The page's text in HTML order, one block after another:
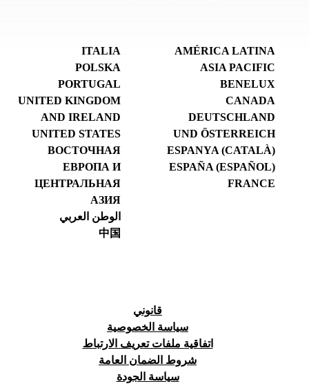
AMÉRICA LATINA
ASIA PACIFIC
BENELUX
CANADA
DEUTSCHLAND
UND ÖSTERREICH
ESPANYA (CATALÀ)
ESPAÑA (ESPAÑOL)
FRANCE
ITALIA
POLSKA
PORTUGAL
UNITED KINGDOM
AND IRELAND
UNITED STATES
ВОСТОЧНАЯ
ЕВРОПА И
ЦЕНТРАЛЬНАЯ
АЗИЯ
الوطن العربي
中国
قانوني
سياسة الخصوصية
اتفاقية ملفات تعريف الارتباط
شروط الضمان العامة
سياسة الجودة